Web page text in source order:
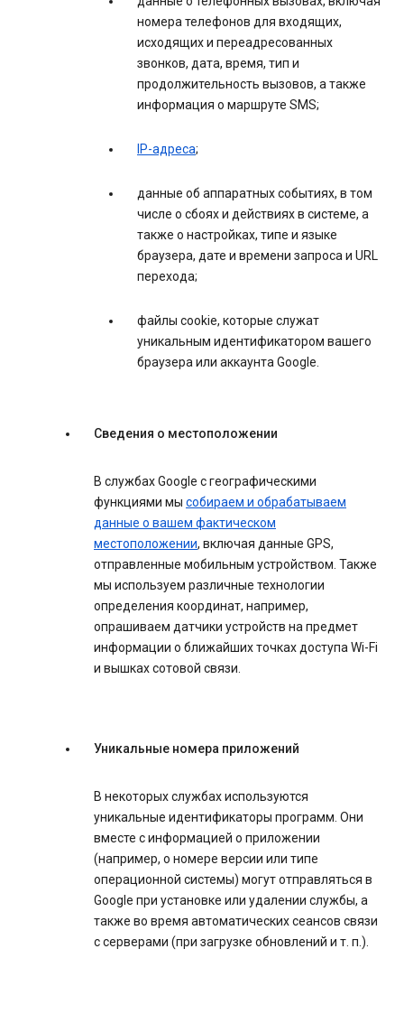
номера телефонов для входящих,
исходящих и переадресованных
звонков, дата, время, тип и
продолжительность вызовов, а также
информация о маршруте SMS;
IP-адреса;
данные об аппаратных событиях, в том
числе о сбоях и действиях в системе, а
также о настройках, типе и языке
браузера, дате и времени запроса и URL
перехода;
файлы cookie, которые служат
уникальным идентификатором вашего
браузера или аккаунта Google.
Сведения о местоположении
В службах Google с географическими
функциями мы собираем и обрабатываем
данные о вашем фактическом
местоположении, включая данные GPS,
отправленные мобильным устройством. Также
мы используем различные технологии
определения координат, например,
опрашиваем датчики устройств на предмет
информации о ближайших точках доступа Wi-Fi
и вышках сотовой связи.
Уникальные номера приложений
В некоторых службах используются
уникальные идентификаторы программ. Они
вместе с информацией о приложении
(например, о номере версии или типе
операционной системы) могут отправляться в
Google при установке или удалении службы, а
также во время автоматических сеансов связи
с серверами (при загрузке обновлений и т. п.).